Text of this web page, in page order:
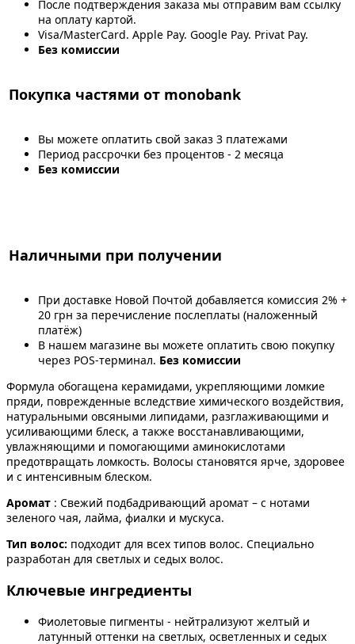
После подтверждения заказа мы отправим вам ссылку
на оплату картой.
Visa/MasterCard. Apple Pay. Google Pay. Privat Pay.
Без комиссии
Покупка частями от monobank
Вы можете оплатить свой заказ 3 платежами
Период рассрочки без процентов - 2 месяца
Без комиссии
Наличными при получении
При доставке Новой Почтой добавляется комиссия 2% +
20 грн за перечисление послеплаты (наложенный
платёж)
В нашем магазине вы можете оплатить свою покупку
через POS-терминал. Без комиссии
Формула обогащена керамидами, укрепляющими ломкие
пряди, поврежденные вследствие химического воздействия,
натуральными овсяными липидами, разглаживающими и
усиливающими блеск, а также восстанавливающими,
увлажняющими и помогающими аминокислотами
предотвращать ломкость. Волосы становятся ярче, здоровее
и с интенсивным блеском.
Аромат : Свежий подбадривающий аромат – с нотами
зеленого чая, лайма, фиалки и мускуса.
Тип волос: подходит для всех типов волос. Специально
разработан для светлых и седых волос.
Ключевые ингредиенты
Фиолетовые пигменты - нейтрализуют желтый и
латунный оттенки на светлых, осветленных и седых